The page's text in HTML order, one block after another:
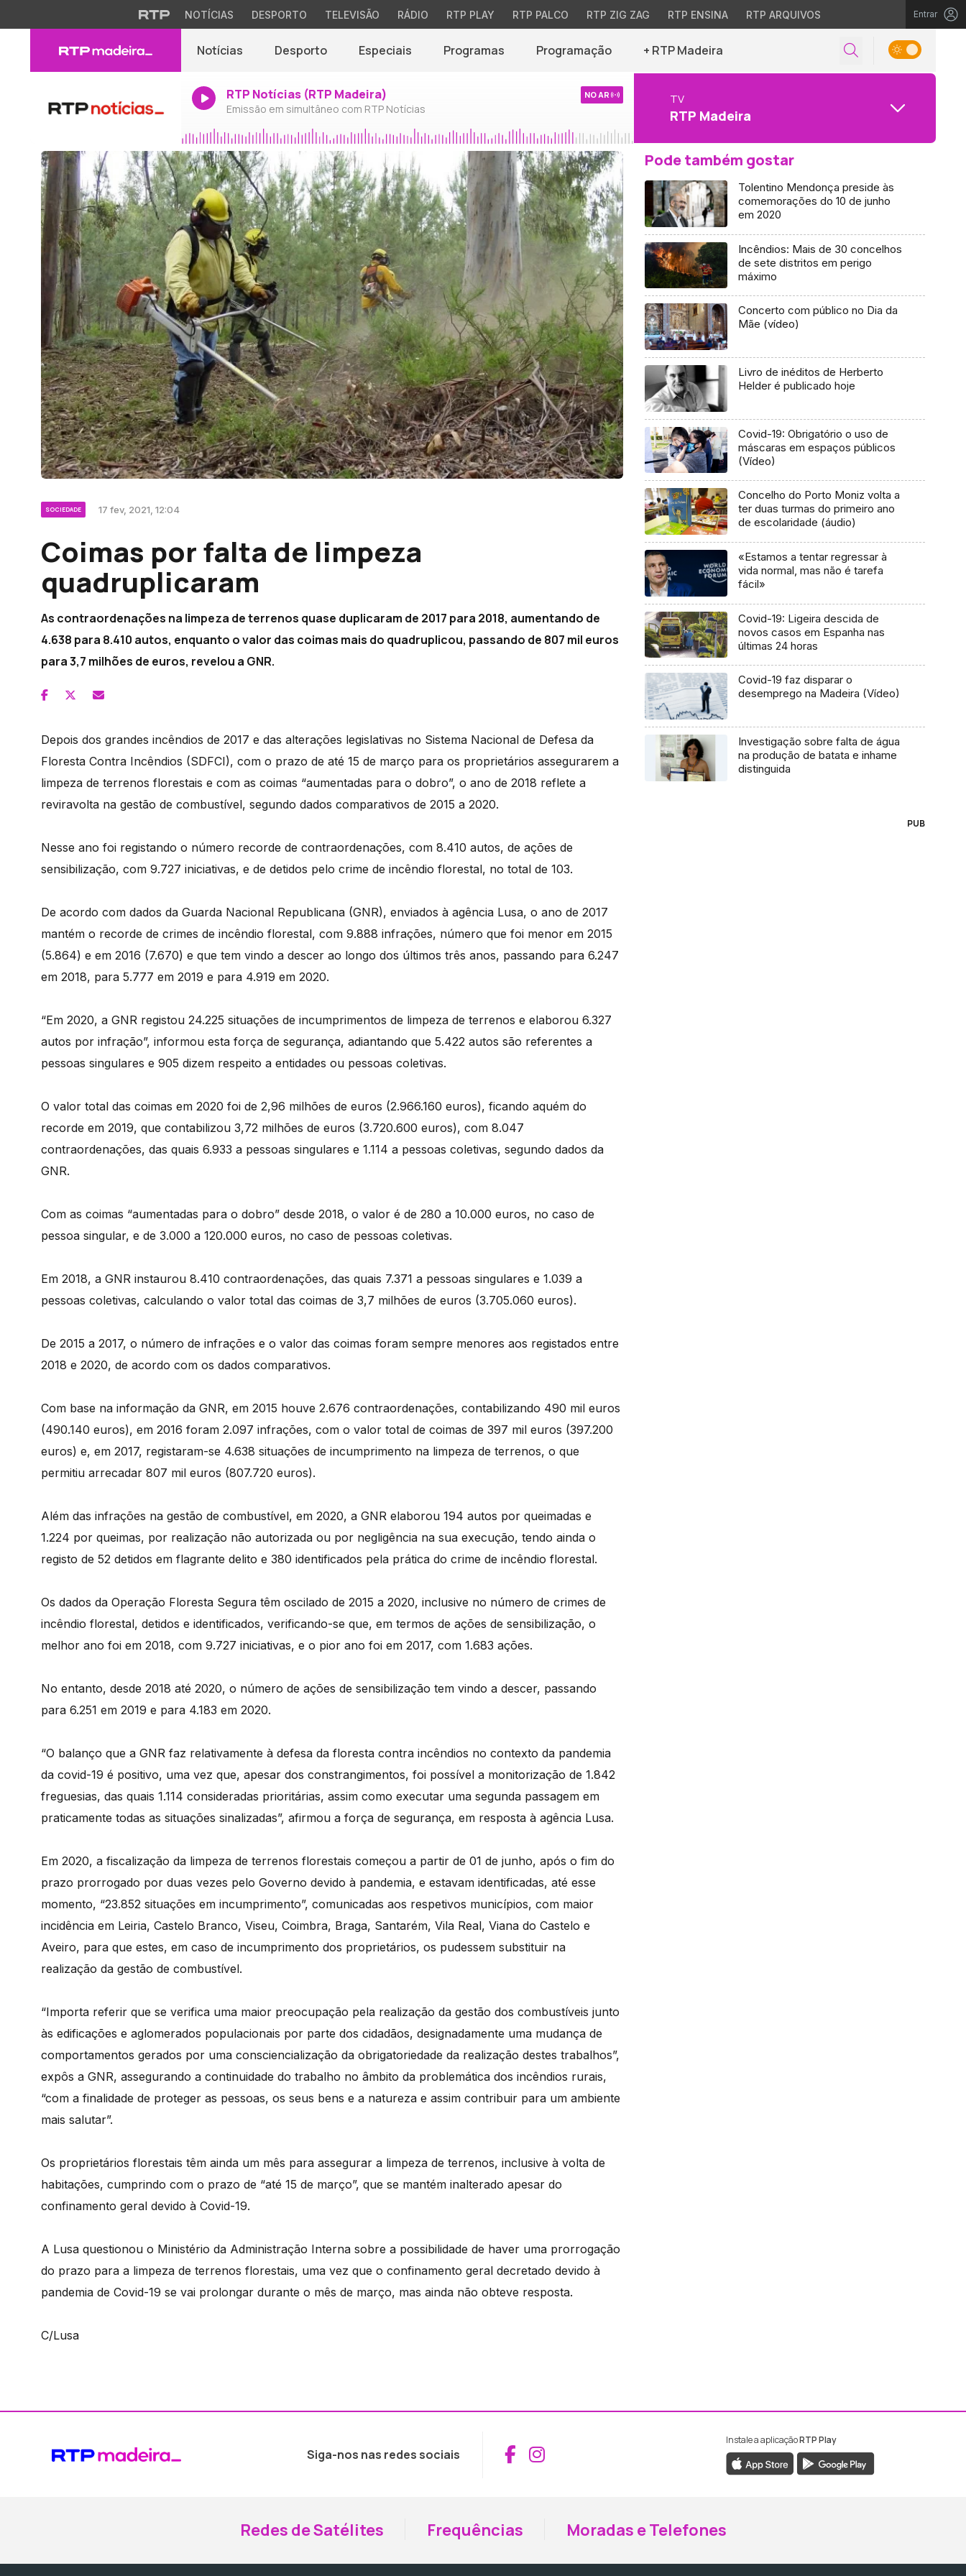
NOTÍCIAS DESPORTO TELEVISÃO RÁDIO RTP PLAY RTP PALCO RTP ZIG ZAG RTP ENSINA RTP ARQUIVOS Entrar
Notícias Desporto Especiais Programas Programação + RTP Madeira
RTP Notícias (RTP Madeira)
Emissão em simultâneo com RTP Notícias
NO AR TV
RTP Madeira
SOCIEDADE 17 fev, 2021, 12:04
Coimas por falta de limpeza
quadruplicaram
As contraordenações na limpeza de terrenos quase duplicaram de 2017 para 2018, aumentando de
4.638 para 8.410 autos, enquanto o valor das coimas mais do quadruplicou, passando de 807 mil euros
para 3,7 milhões de euros, revelou a GNR.
Depois dos grandes incêndios de 2017 e das alterações legislativas no Sistema Nacional de Defesa da
Floresta Contra Incêndios (SDFCI), com o prazo de até 15 de março para os proprietários assegurarem a
limpeza de terrenos florestais e com as coimas “aumentadas para o dobro”, o ano de 2018 reflete a
reviravolta na gestão de combustível, segundo dados comparativos de 2015 a 2020.
Nesse ano foi registando o número recorde de contraordenações, com 8.410 autos, de ações de
sensibilização, com 9.727 iniciativas, e de detidos pelo crime de incêndio florestal, no total de 103.
De acordo com dados da Guarda Nacional Republicana (GNR), enviados à agência Lusa, o ano de 2017
mantém o recorde de crimes de incêndio florestal, com 9.888 infrações, número que foi menor em 2015
(5.864) e em 2016 (7.670) e que tem vindo a descer ao longo dos últimos três anos, passando para 6.247
em 2018, para 5.777 em 2019 e para 4.919 em 2020.
“Em 2020, a GNR registou 24.225 situações de incumprimentos de limpeza de terrenos e elaborou 6.327
autos por infração”, informou esta força de segurança, adiantando que 5.422 autos são referentes a
pessoas singulares e 905 dizem respeito a entidades ou pessoas coletivas.
O valor total das coimas em 2020 foi de 2,96 milhões de euros (2.966.160 euros), ficando aquém do
recorde em 2019, que contabilizou 3,72 milhões de euros (3.720.600 euros), com 8.047
contraordenações, das quais 6.933 a pessoas singulares e 1.114 a pessoas coletivas, segundo dados da
GNR.
Com as coimas “aumentadas para o dobro” desde 2018, o valor é de 280 a 10.000 euros, no caso de
pessoa singular, e de 3.000 a 120.000 euros, no caso de pessoas coletivas.
Em 2018, a GNR instaurou 8.410 contraordenações, das quais 7.371 a pessoas singulares e 1.039 a
pessoas coletivas, calculando o valor total das coimas de 3,7 milhões de euros (3.705.060 euros).
De 2015 a 2017, o número de infrações e o valor das coimas foram sempre menores aos registados entre
2018 e 2020, de acordo com os dados comparativos.
Com base na informação da GNR, em 2015 houve 2.676 contraordenações, contabilizando 490 mil euros
(490.140 euros), em 2016 foram 2.097 infrações, com o valor total de coimas de 397 mil euros (397.200
euros) e, em 2017, registaram-se 4.638 situações de incumprimento na limpeza de terrenos, o que
permitiu arrecadar 807 mil euros (807.720 euros).
Além das infrações na gestão de combustível, em 2020, a GNR elaborou 194 autos por queimadas e
1.224 por queimas, por realização não autorizada ou por negligência na sua execução, tendo ainda o
registo de 52 detidos em flagrante delito e 380 identificados pela prática do crime de incêndio florestal.
Os dados da Operação Floresta Segura têm oscilado de 2015 a 2020, inclusive no número de crimes de
incêndio florestal, detidos e identificados, verificando-se que, em termos de ações de sensibilização, o
melhor ano foi em 2018, com 9.727 iniciativas, e o pior ano foi em 2017, com 1.683 ações.
No entanto, desde 2018 até 2020, o número de ações de sensibilização tem vindo a descer, passando
para 6.251 em 2019 e para 4.183 em 2020.
“O balanço que a GNR faz relativamente à defesa da floresta contra incêndios no contexto da pandemia
da covid-19 é positivo, uma vez que, apesar dos constrangimentos, foi possível a monitorização de 1.842
freguesias, das quais 1.114 consideradas prioritárias, assim como executar uma segunda passagem em
praticamente todas as situações sinalizadas”, afirmou a força de segurança, em resposta à agência Lusa.
Em 2020, a fiscalização da limpeza de terrenos florestais começou a partir de 01 de junho, após o fim do
prazo prorrogado por duas vezes pelo Governo devido à pandemia, e estavam identificadas, até esse
momento, “23.852 situações em incumprimento”, comunicadas aos respetivos municípios, com maior
incidência em Leiria, Castelo Branco, Viseu, Coimbra, Braga, Santarém, Vila Real, Viana do Castelo e
Aveiro, para que estes, em caso de incumprimento dos proprietários, os pudessem substituir na
realização da gestão de combustível.
“Importa referir que se verifica uma maior preocupação pela realização da gestão dos combustíveis junto
às edificações e aglomerados populacionais por parte dos cidadãos, designadamente uma mudança de
comportamentos gerados por uma consciencialização da obrigatoriedade da realização destes trabalhos”,
expôs a GNR, assegurando a continuidade do trabalho no âmbito da problemática dos incêndios rurais,
“com a finalidade de proteger as pessoas, os seus bens e a natureza e assim contribuir para um ambiente
mais salutar”.
Os proprietários florestais têm ainda um mês para assegurar a limpeza de terrenos, inclusive à volta de
habitações, cumprindo com o prazo de “até 15 de março”, que se mantém inalterado apesar do
confinamento geral devido à Covid-19.
A Lusa questionou o Ministério da Administração Interna sobre a possibilidade de haver uma prorrogação
do prazo para a limpeza de terrenos florestais, uma vez que o confinamento geral decretado devido à
pandemia de Covid-19 se vai prolongar durante o mês de março, mas ainda não obteve resposta.
C/Lusa
Pode também gostar
Tolentino Mendonça preside às
comemorações do 10 de junho
em 2020
Incêndios: Mais de 30 concelhos
de sete distritos em perigo
máximo
Concerto com público no Dia da
Mãe (vídeo)
Livro de inéditos de Herberto
Helder é publicado hoje
Covid-19: Obrigatório o uso de
máscaras em espaços públicos
(Vídeo)
Concelho do Porto Moniz volta a
ter duas turmas do primeiro ano
de escolaridade (áudio)
«Estamos a tentar regressar à
vida normal, mas não é tarefa
fácil»
Covid-19: Ligeira descida de
novos casos em Espanha nas
últimas 24 horas
Covid-19 faz disparar o
desemprego na Madeira (Vídeo)
Investigação sobre falta de água
na produção de batata e inhame
distinguida
PUB
Siga-nos nas redes sociais Aceder ao Facebook da RTP Madeira
Aceder ao Instagram da RTP Madeira
Instale a aplicaçãoRTP Play
Redes de Satélites Frequências Moradas e Telefones